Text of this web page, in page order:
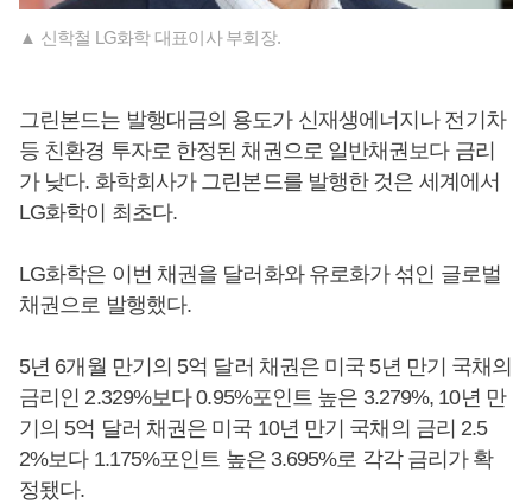
▲ 신학철 LG화학 대표이사 부회장.
그린본드는 발행대금의 용도가 신재생에너지나 전기차
등 친환경 투자로 한정된 채권으로 일반채권보다 금리
가 낮다. 화학회사가 그린본드를 발행한 것은 세계에서
LG화학이 최초다.
LG화학은 이번 채권을 달러화와 유로화가 섞인 글로벌
채권으로 발행했다.
5년 6개월 만기의 5억 달러 채권은 미국 5년 만기 국채의
금리인 2.329%보다 0.95%포인트 높은 3.279%, 10년 만
기의 5억 달러 채권은 미국 10년 만기 국채의 금리 2.5
2%보다 1.175%포인트 높은 3.695%로 각각 금리가 확
정됐다.